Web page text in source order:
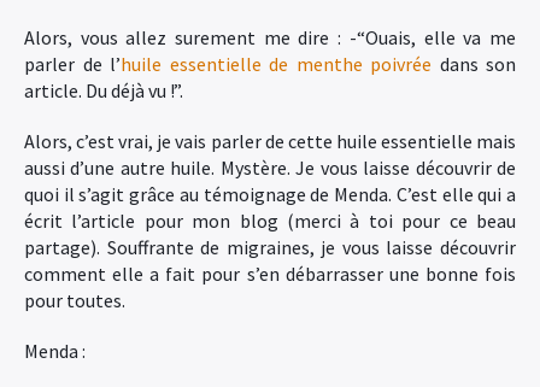
Alors, vous allez surement me dire : -“Ouais, elle va me
parler de l’huile essentielle de menthe poivrée dans son
article. Du déjà vu !”.
Alors, c’est vrai, je vais parler de cette huile essentielle mais
aussi d’une autre huile. Mystère. Je vous laisse découvrir de
quoi il s’agit grâce au témoignage de Menda. C’est elle qui a
écrit l’article pour mon blog (merci à toi pour ce beau
partage). Souffrante de migraines, je vous laisse découvrir
comment elle a fait pour s’en débarrasser une bonne fois
pour toutes.
Menda :